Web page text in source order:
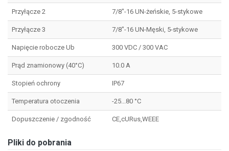
Przyłącze 2 7/8"-16 UN-żeńskie, 5-stykowe
Przyłącze 3 7/8"-16 UN-Męski, 5-stykowe
Napięcie robocze Ub 300 VDC / 300 VAC
Prąd znamionowy (40°C) 10.0 A
Stopień ochrony IP67
Temperatura otoczenia -25...80 °C
Dopuszczenie / zgodność CE,cURus,WEEE
Pliki do pobrania